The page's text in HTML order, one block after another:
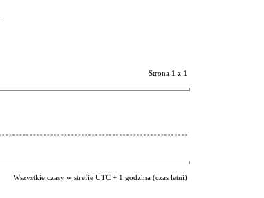
Strona 1 z 1
Wszystkie czasy w strefie UTC + 1 godzina (czas letni)